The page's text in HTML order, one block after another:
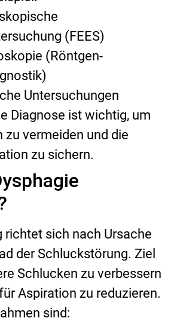
(FEES)
(Röntgen-
Untersuchungen
Diagnose ist wichtig, um
vermeiden und die
zu sichern.
richtet sich nach Ursache
der Schluckstörung. Ziel
Schlucken zu verbessern
Aspiration zu reduzieren.
sind: